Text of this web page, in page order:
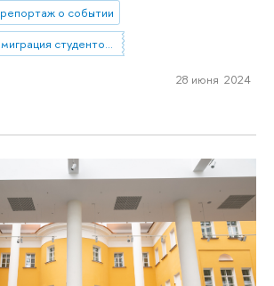
репортаж о событии
Образовательная миграция студентов из небольших городов и сел в мегаполисы. Социальное включение как способ повышения устойчивости: барьеры, стратегии, успешные практики
28 июня 2024